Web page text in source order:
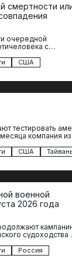
смертности
очередной
с
снова
похожими:
США
тестировать
компания
США
военной
2026 года
судоходства
мере два…
Россия